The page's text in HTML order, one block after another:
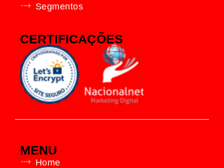
Segmentos
CERTIFICAÇÕES
MENU
Home